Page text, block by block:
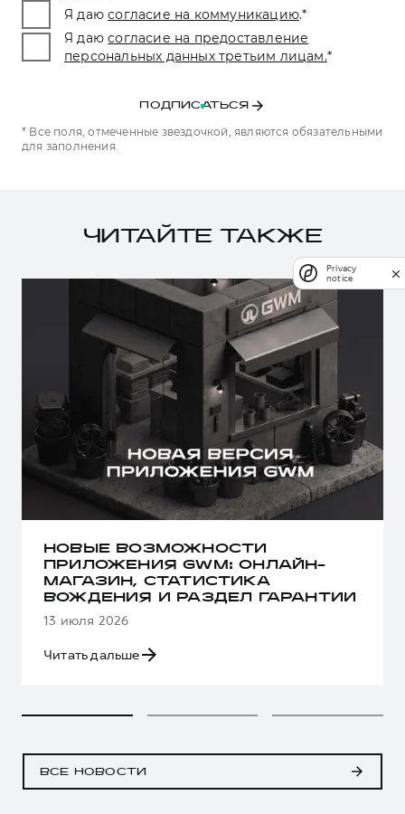
Я даю согласие на коммуникацию.*
Я даю согласие на предоставление
персональных данных третьим лицам.*
ПОДПИСАТЬСЯ
* Все поля, отмеченные звездочкой, являются обязательными
для заполнения.
ЧИТАЙТЕ ТАКЖЕ
НОВЫЕ ВОЗМОЖНОСТИ
ПРИЛОЖЕНИЯ GWM: ОНЛАЙН-
МАГАЗИН, СТАТИСТИКА
ВОЖДЕНИЯ И РАЗДЕЛ ГАРАНТИИ
13 июля 2026
Читать дальше
ВСЕ НОВОСТИ
Privacy
notice